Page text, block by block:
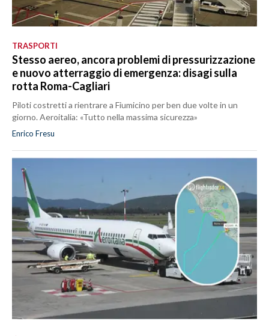
TRASPORTI
Stesso aereo, ancora problemi di pressurizzazione
e nuovo atterraggio di emergenza: disagi sulla
rotta Roma-Cagliari
Piloti costretti a rientrare a Fiumicino per ben due volte in un
giorno. Aeroitalia: «Tutto nella massima sicurezza»
Enrico Fresu